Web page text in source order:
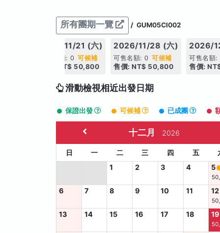
所有團期一覽 / GUM05CI002
2026/11/21 (六)
可售名額: 0 可候補
售價: NT$ 50,800
2026/11/28 (六)
可售名額: 0 可候補
售價: NT$ 50,800
2026/
可售名額
售價:
滑動檢視相近出發日期
保證出發 可候補 已成團
十二月 2026
日 一 二 三 四 五
1
2 3 4 5
6 7 8 9 10 11 12
13 14 15 16 17 18 19